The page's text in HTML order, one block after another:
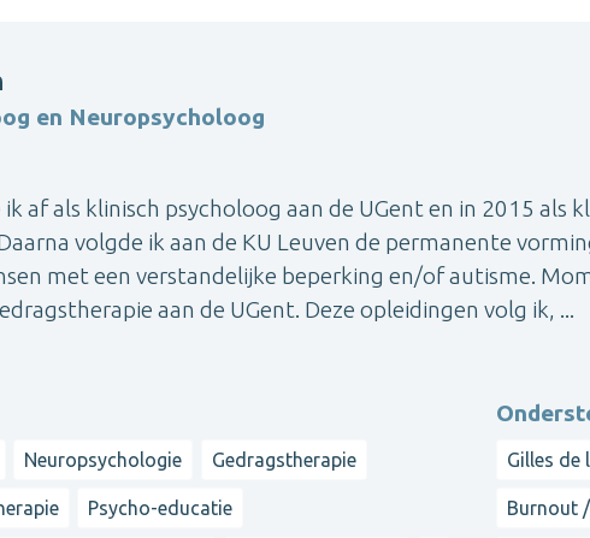
en Neuropsycholoog
af als klinisch psycholoog aan de UGent en in 2015 als
volgde ik aan de KU Leuven de permanente
met een verstandelijke beperking en/of autisme.
aan de UGent. Deze opleidingen volg ik, ...
Neuropsychologie Gedragstherapie
Psycho-educatie
Gilles de
Burnout